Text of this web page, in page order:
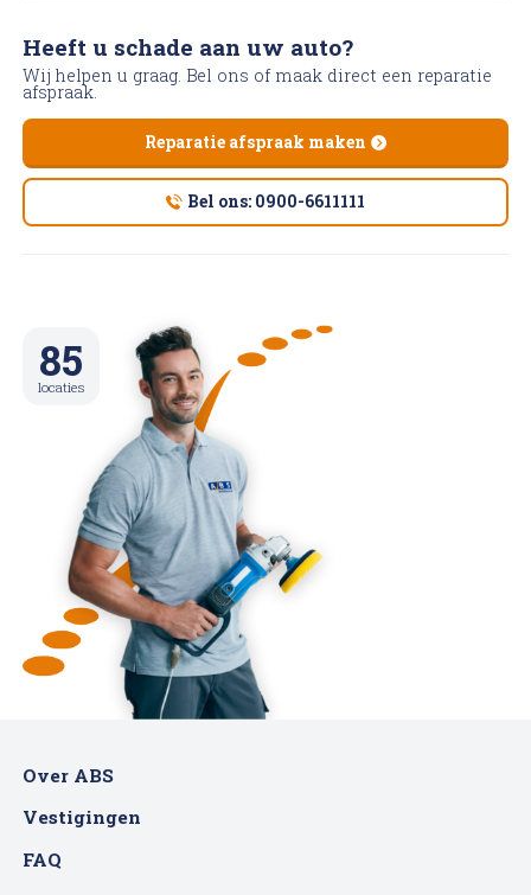
85
locaties
Heeft u schade aan uw auto?
Wij helpen u graag. Bel ons of maak direct een reparatie
afspraak.
Reparatie afspraak maken
Bel ons: 0900-6611111
Over ABS
Vestigingen
FAQ